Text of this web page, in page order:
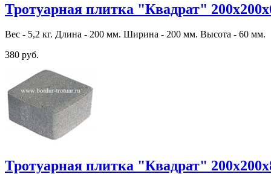
Тротуарная плитка "Квадрат"
Вес - 5,2 кг. Длина - 200 мм. Ширина - 200 мм. Высота - 60 мм.
380 руб.
Тротуарная плитка "Квадрат"